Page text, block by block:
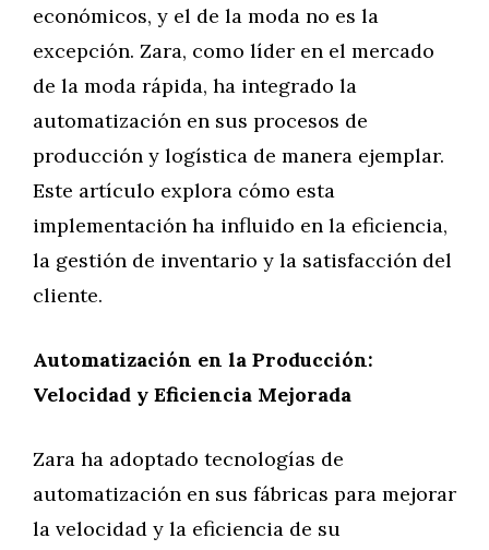
económicos, y el de la moda no es la
excepción. Zara, como líder en el mercado
de la moda rápida, ha integrado la
automatización en sus procesos de
producción y logística de manera ejemplar.
Este artículo explora cómo esta
implementación ha influido en la eficiencia,
la gestión de inventario y la satisfacción del
cliente.
Automatización en la Producción:
Velocidad y Eficiencia Mejorada
Zara ha adoptado tecnologías de
automatización en sus fábricas para mejorar
la velocidad y la eficiencia de su